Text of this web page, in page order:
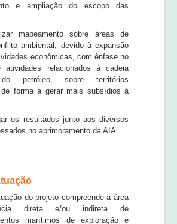
e ampliação do escopo das
mapeamento sobre áreas de
ambiental, devido à expansão
econômicas, com ênfase no
atividades relacionados à cadeia
petróleo, sobre territórios
de forma a gerar mais subsídios à
os resultados junto aos diversos
no aprimoramento da AIA.
do projeto compreende a área
direta e/ou indireta de
marítimos de exploração e